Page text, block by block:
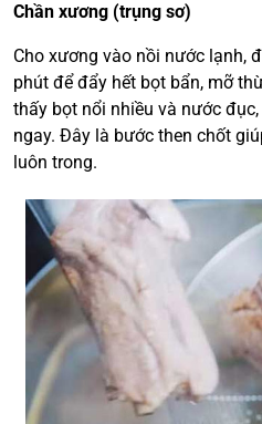
Chần xương (trụng sơ)
Cho xương vào nồi nước lạnh,
phút để đẩy hết bọt bẩn, mỡ
thấy bọt nổi nhiều và nước
ngay. Đây là bước then chốt
luôn trong.